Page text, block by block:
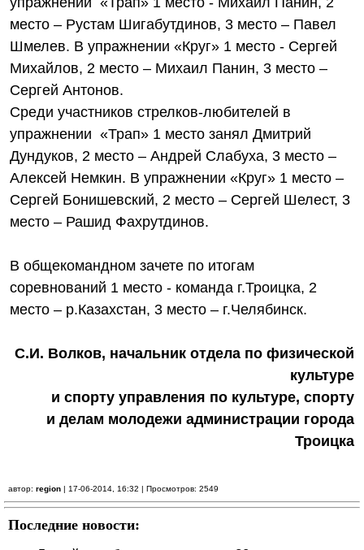
место – Рустам Шигабутдинов, 3 место – Павел
Шмелев. В упражнении «Круг» 1 место - Сергей
Михайлов, 2 место – Михаил Панин, 3 место –
Сергей Антонов.
Среди участников стрелков-любителей в
упражнении «Трап» 1 место занял Дмитрий
Дундуков, 2 место – Андрей Слабуха, 3 место –
Алексей Немкин. В упражнении «Круг» 1 место –
Сергей Бонишевский, 2 место – Сергей Шелест, 3
место – Рашид Фахрутдинов.
В общекомандном зачете по итогам
соревнований 1 место - команда г.Троицка, 2
место – р.Казахстан, 3 место – г.Челябинск.
С.И. Волков, начальник отдела по физической
культуре
и спорту управления по культуре, спорту
и делам молодежи администрации города
Троицка
автор: region | 17-06-2014, 16:32 | Просмотров: 2549
Последние новости: